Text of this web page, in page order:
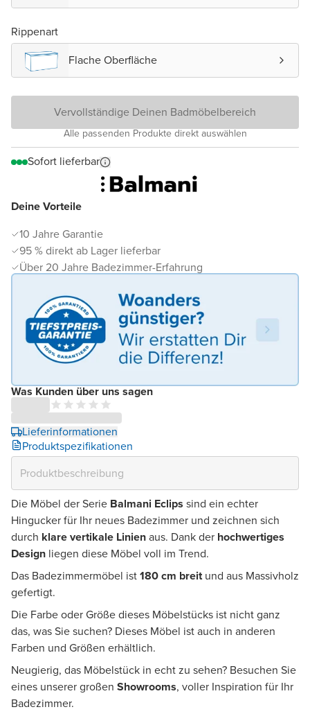
Deine Vorteile
10 Jahre Garantie
95 % direkt ab Lager lieferbar
Über 20 Jahre Badezimmer-Erfahrung
Was Kunden über uns sagen
Lieferinformationen
Produktspezifikationen
Rippenart
Flache Oberfläche
Vervollständige Deinen Badmöbelbereich
Alle passenden Produkte direkt auswählen
Sofort lieferbar
Die Möbel der Serie Balmani Eclips sind ein echter
Hingucker für Ihr neues Badezimmer und zeichnen sich
durch klare vertikale Linienaus. Dank der hochwertiges
Design liegen diese Möbel voll im Trend.
Das Badezimmermöbel ist180 cm breitund aus Massivholz
gefertigt.
Die Farbe oder Größe dieses Möbelstücks ist nicht ganz
das, was Sie suchen? Dieses Möbel ist auch in anderen
Farben und Größen erhältlich.
Neugierig, das Möbelstück in echt zu sehen? Besuchen Sie
eines unserer großen Showrooms, voller Inspiration für Ihr
Badezimmer.